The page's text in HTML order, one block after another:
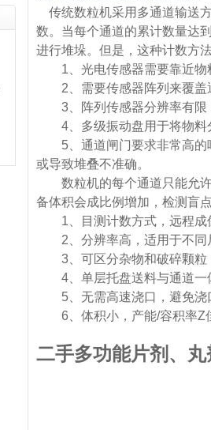
传统数粒机采用多通道输送
数。当每个通道的累计数量达
进行堆垛。但是，这种计数方
1、光电传感器需要靠近物
2、需要传感器阵列来覆盖
3、阵列传感器分辨率有限
4、多级振动盘用于将物料
5、通道闸门要求非常高的
或导致堆叠不准确。
数粒机的每个通道只能允许
备体积会成比例增加，检测盲
1、目测计数方式，远程成
2、分辨率高，适用于不同
3、可区分杂物和破碎颗粒
4、单层托盘送料与通道一
5、无需高速浇口，避免浇
6、体积小，产能/容积率Z
二手多功能片剂、